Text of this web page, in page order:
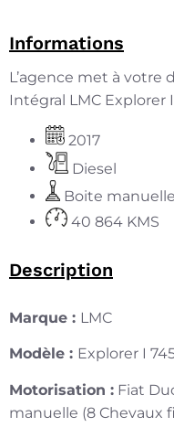
Informations
L’agence met à votre
Intégral LMC Explorer
2017
Diesel
Boite manuelle
40 864 KMS
Description
Marque : LMC
Modèle : Explorer I
Motorisation : Fiat
manuelle (8 Chevaux